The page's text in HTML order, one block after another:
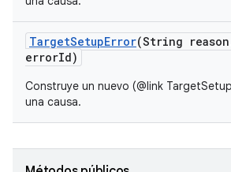
TargetSetupError(String reason
errorId)
Construye un nuevo (@link
una causa.